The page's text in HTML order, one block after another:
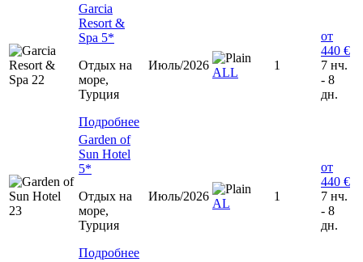
Garcia
Resort &
Spa 5*
Отдых на
море,
Турция
Подробнее
Июль/2026
ALL
1
от
440 €
7 нч.
- 8
дн.
Garden of
Sun Hotel
5*
Отдых на
море,
Турция
Подробнее
Июль/2026
AL
1
от
440 €
7 нч.
- 8
дн.